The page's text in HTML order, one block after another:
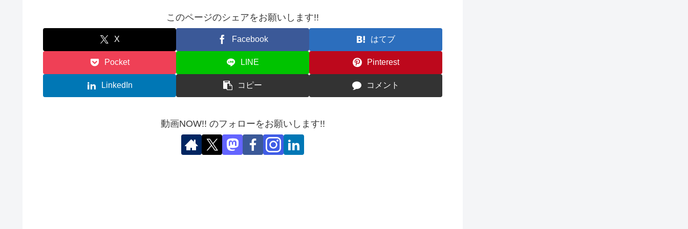
このページのシェアをお願いします!!
X Facebook はてブ
Pocket LINE Pinterest
LinkedIn コピー コメント
動画NOW!! のフォローをお願いします!!